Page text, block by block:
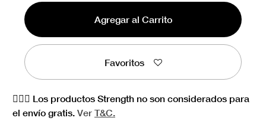
Agregar al Carrito
Favoritos
🏋🏻‍♀️ Los productos Strength no son considerados para
el envío gratis. Ver T&C.